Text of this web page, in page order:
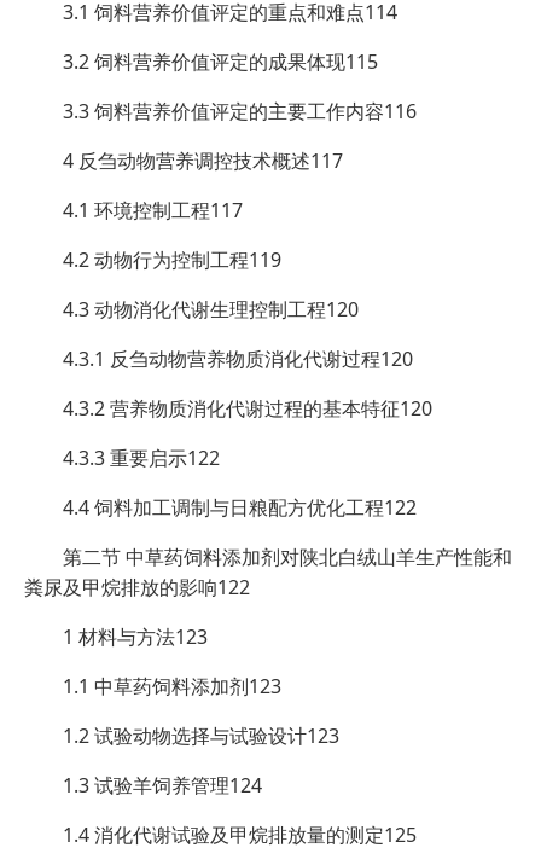
3.1 饲料营养价值评定的重点和难点114
3.2 饲料营养价值评定的成果体现115
3.3 饲料营养价值评定的主要工作内容116
4 反刍动物营养调控技术概述117
4.1 环境控制工程117
4.2 动物行为控制工程119
4.3 动物消化代谢生理控制工程120
4.3.1 反刍动物营养物质消化代谢过程120
4.3.2 营养物质消化代谢过程的基本特征120
4.3.3 重要启示122
4.4 饲料加工调制与日粮配方优化工程122
第二节 中草药饲料添加剂对陕北白绒山羊生产性能和
粪尿及甲烷排放的影响122
1 材料与方法123
1.1 中草药饲料添加剂123
1.2 试验动物选择与试验设计123
1.3 试验羊饲养管理124
1.4 消化代谢试验及甲烷排放量的测定125